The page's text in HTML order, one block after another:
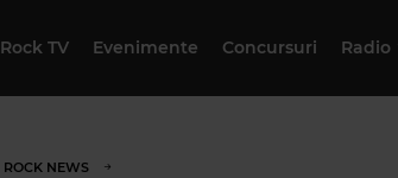
Rock TV Evenimente Concursuri Radio
ROCK NEWS